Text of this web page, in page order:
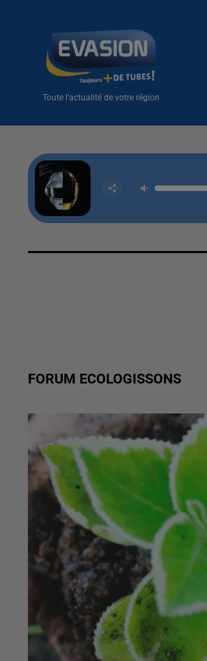
Toute l'actualité de votre région
FORUM ECOLOGISSONS